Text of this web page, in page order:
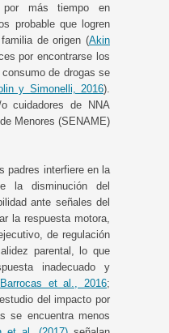
por más tiempo en
probable que logren
de origen (Akin
por encontrarse los
de drogas se
y Simonelli, 2016).
cuidadores de NNA
Menores (SENAME)
padres interfiere en la
la disminución del
ante señales del
la respuesta motora,
de regulación
parental, lo que
inadecuado y
Barrocas et al., 2016;
del impacto por
se encuentra menos